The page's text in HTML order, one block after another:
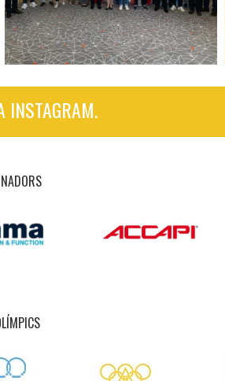
INSTAGRAM.